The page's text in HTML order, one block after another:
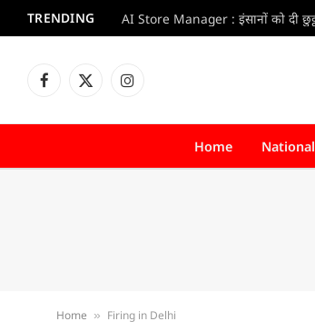
TRENDING
Facebook
X
Instagram
Home National
Home » Firing in Delhi